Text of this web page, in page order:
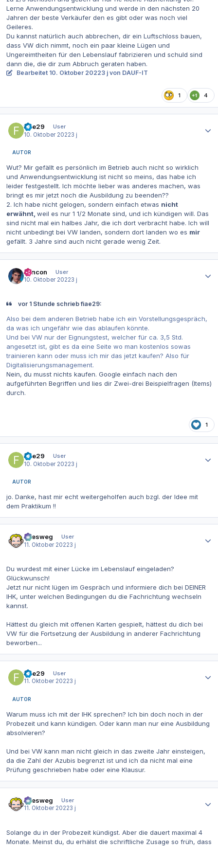
Lerne Anwendungsentwicklung und werde in den nächsten 20
Jahren der beste Verkäufer den es gibt oder was noch viel
Geileres.
Du kannst natürlich auch abbrechen, dir ein Luftschloss bauen,
dass VW dich nimmt, noch ein paar kleine Lügen und
Ungereimtheiten für den Lebenslauf fabrizieren und schuld sind
dann die, die dir zum Abbruch geraten haben.
Bearbeitet 10. Oktober 20223 j von DAUF-IT
1 4
fiae29
User
10. Oktober 20223 j
AUTOR
Wut? Mir gefällt es persönlich im Betrieb auch nicht so wirklich
und Anwendungsentwicklung ist nicht so meins, das habe ich
leider festgestellt. Ich möchte lieber was anderes machen, was
bringt es mir jetzt noch die Ausbildung zu beenden??
2. Ich habe nicht gelogen, sondern einfach etwas nicht
erwähnt, weil es nur 1 1/2 Monate sind, und ich kündigen will. Das
sind nicht mal ein halbes Jahr, die ich dort verbracht habe. Ich will
nicht unbedingt bei VW landen, sondern dort landen wo es mir
gefällt. 3 Jahre sind auch nicht gerade wenig Zeit.
concon
User
10. Oktober 20223 j
vor 1 Stunde schrieb fiae29:
Also bei dem anderen Betrieb habe ich ein Vorstellungsgespräch,
da was ich ungefähr wie das ablaufen könnte.
Und bei VW nur der Eignungstest, welcher für ca. 3,5 Std.
angesetzt ist, gibt es da eine Seite wo man kostenlos sowas
trainieren kann oder muss ich mir das jetzt kaufen? Also für
Digitalisierungsmanagement.
Nein, du musst nichts kaufen. Google einfach nach den
aufgeführten Begriffen und lies dir Zwei-drei Beispielfragen (Items)
durch.
1
fiae29
User
10. Oktober 20223 j
AUTOR
jo. Danke, hast mir echt weitergeholfen auch bzgl. der Idee mit
dem Praktikum !!
allesweg
User
11. Oktober 20223 j
Du wurdest mit einer Lücke im Lebenslauf eingeladen?
Glückwunsch!
Jetzt nur nicht lügen im Gespräch und informiere dich bei DEINER
IHK, unter welchen Bedingungen du die Fachrichtung wechseln
kannst.
Hättest du gleich mit offenen Karten gespielt, hättest du dich bei
VW für die Fortsetzung der Ausbildung in anderer Fachrichtung
beworben...
fiae29
User
11. Oktober 20223 j
AUTOR
Warum muss ich mit der IHK sprechen? Ich bin doch noch in der
Probezeit und kann kündigen. Oder kann man nur eine Ausbildung
absolvieren?
Und bei VW kann man nicht gleich in das zweite Jahr einsteigen,
da die Zahl der Azubis begrenzt ist und ich da nicht mal eine
Prüfung geschrieben habe oder eine Klausur.
allesweg
User
11. Oktober 20223 j
Solange du in der Probezeit kündigst. Aber die dauert maximal 4
Monate. Meinst du, du erhälst die schriftliche Zusage so früh, dass